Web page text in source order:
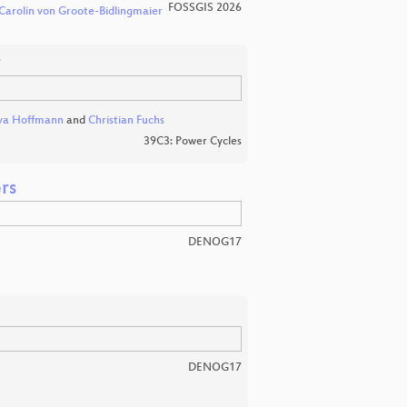
von Groote-Bidlingmaier FOSSGIS 2026
Hoffmann and Christian Fuchs
39C3: Power Cycles
DENOG17
DENOG17